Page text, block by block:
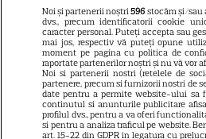
14
VEDETE
Sean
Inelelor”
vândă
salariului
primit de
Noi și partenerii noștri596 stocăm și/sau
dvs., precum identificatorii cookie
caracter personal. Puteți accepta sau
mai jos, respectiv vă puteți opune
moment pe pagina cu politica de
raportate partenerilor noștri și nu vă vor
Noi si partenerii nostri (retelele de
partenere, precum si furnizorii nostri de
date pentru a permite website-ului sa
continutul si anunturile publicitare
profilul dvs., pentru a va oferi
si pentru a analiza traficul pe website.
art. 15-22 din GDPR in legatura cu